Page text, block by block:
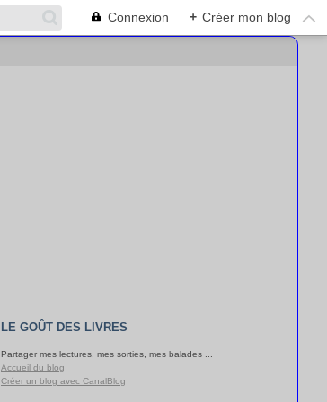
Connexion + Créer mon blog
LE GOÛT DES LIVRES
Partager mes lectures, mes sorties, mes balades ...
Accueil du blog
Créer un blog avec CanalBlog